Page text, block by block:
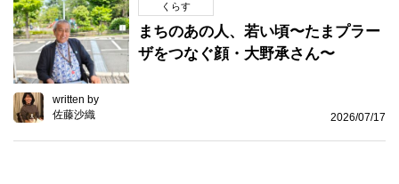
くらす
まちのあの人、若い頃〜たまプラー
ザをつなぐ顔・大野承さん〜
written by
佐藤沙織
2026/07/17